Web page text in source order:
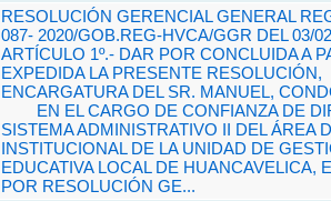
RESOLUCIÓN GERENCIAL GENERAL
087- 2020/GOB.REG-HVCA/GGR DEL 03/
ARTÍCULO 1º.- DAR POR CONCLUIDA A
EXPEDIDA LA PRESENTE RESOLUCIÓN,
ENCARGATURA DEL SR. MANUEL,
EN EL CARGO DE CONFIANZA DE
SISTEMA ADMINISTRATIVO II DEL ÁREA
INSTITUCIONAL DE LA UNIDAD DE
EDUCATIVA LOCAL DE HUANCAVELICA,
POR RESOLUCIÓN GE...